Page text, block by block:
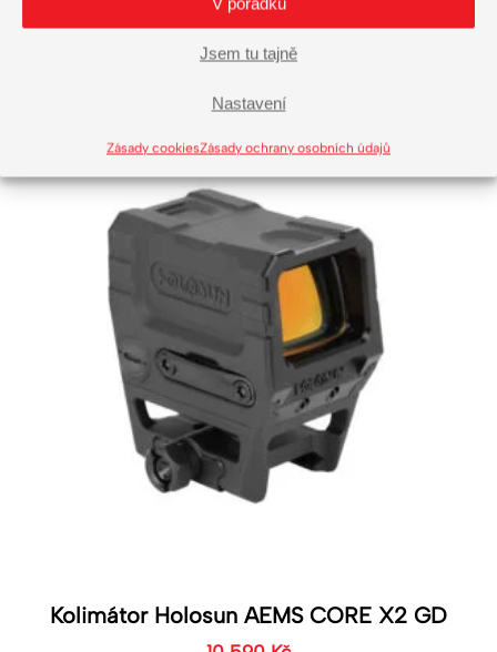
Jsem tu tajně
Nastavení
Zásady cookiesZásady ochrany osobních údajů
Do košíku
Kolimátor Holosun AEMS CORE X2 GD